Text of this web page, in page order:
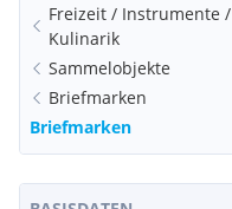
Freizeit / Instrumente /
Kulinarik
Sammelobjekte
Briefmarken
Briefmarken